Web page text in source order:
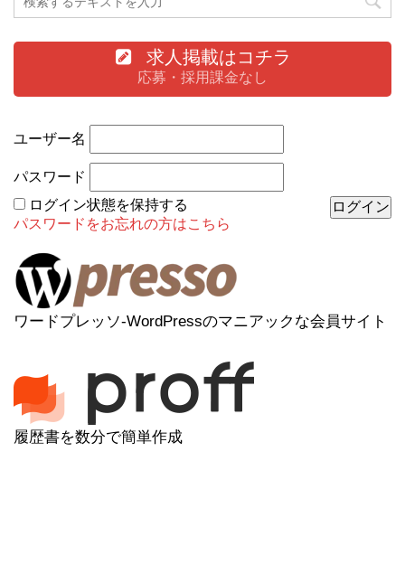
求人掲載はコチラ
応募・採用課金なし
ユーザー名
パスワード
ログイン状態を保持する
パスワードをお忘れの方はこちら
ワードプレッソ-WordPressのマニアックな会員サイト
履歴書を数分で簡単作成